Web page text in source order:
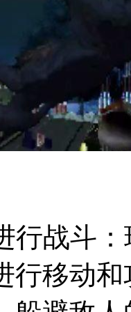
行战斗
行移动